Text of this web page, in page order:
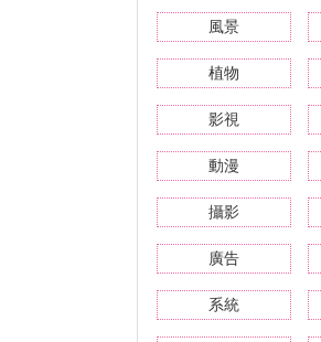
風景
植物
影視
動漫
攝影
廣告
系統